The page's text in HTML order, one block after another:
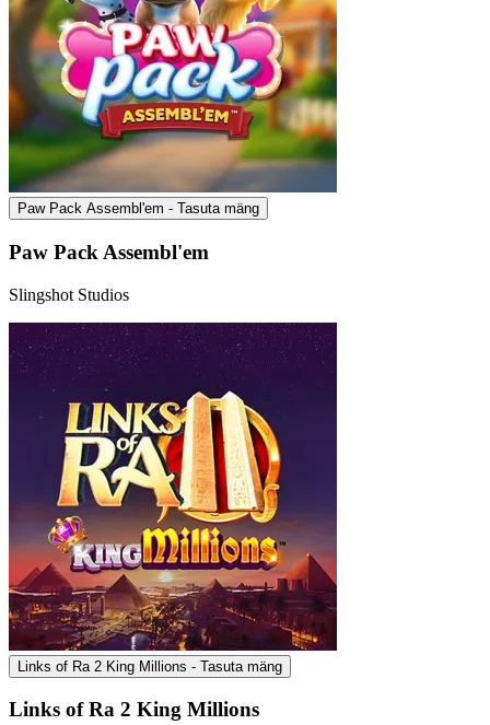
Paw Pack Assembl'em - Tasuta mäng
Paw Pack Assembl'em
Slingshot Studios
Links of Ra 2 King Millions - Tasuta mäng
Links of Ra 2 King Millions